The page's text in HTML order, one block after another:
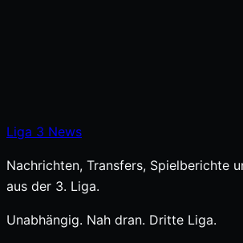
Liga 3 News
Nachrichten, Transfers, Spielberichte
aus der 3. Liga.
Unabhängig. Nah dran. Dritte Liga.